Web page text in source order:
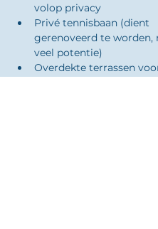
volop privacy
Privé tennisbaan (dient
gerenoveerd te
veel potentie)
Overdekte terrassen